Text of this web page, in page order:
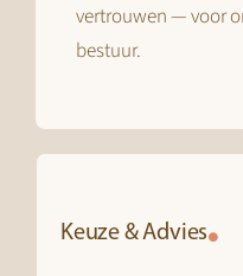
vertrouwen — voor
bestuur.
Keuze & Advies